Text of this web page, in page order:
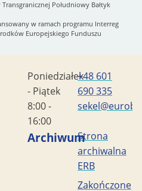
Południowy Bałtyk
w ramach programu Interreg
Europejskiego Funduszu
Poniedziałek
- Piątek
8:00 -
16:00
+48 601
690 335
ArchiwumStrona
archiwalna
ERB
Zakończone